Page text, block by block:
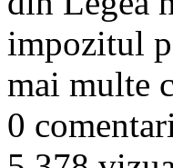
impozitul
mai multe
0